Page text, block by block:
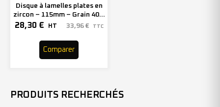
Disque à lamelles plates en
zircon – 115mm – Grain 40 –
205497 (x10)
28,30 € HT 33,96 € TTC
Comparer
PRODUITS RECHERCHÉS